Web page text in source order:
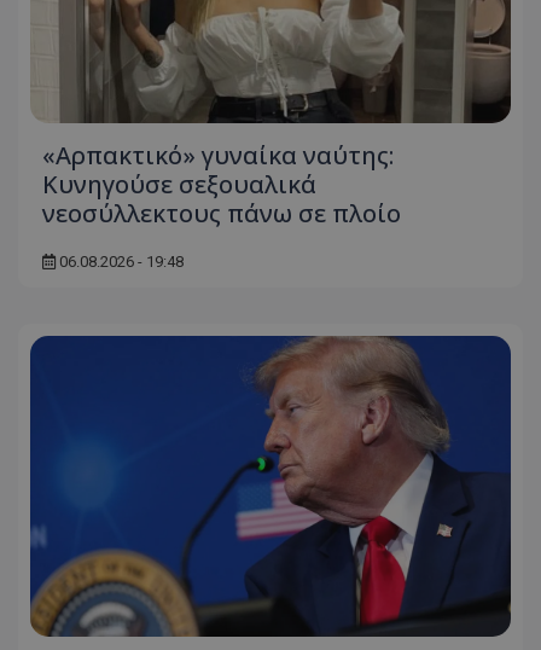
«Αρπακτικό» γυναίκα ναύτης:
Κυνηγούσε σεξουαλικά
νεοσύλλεκτους πάνω σε πλοίο
06.08.2026 - 19:48